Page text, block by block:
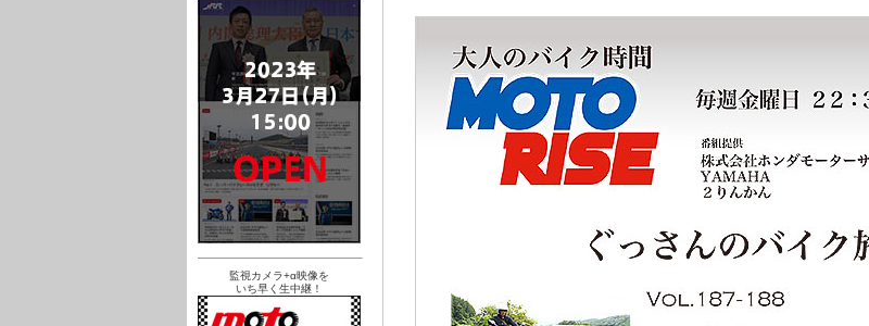
監視カメラ+α映像を
いち早く生中継！